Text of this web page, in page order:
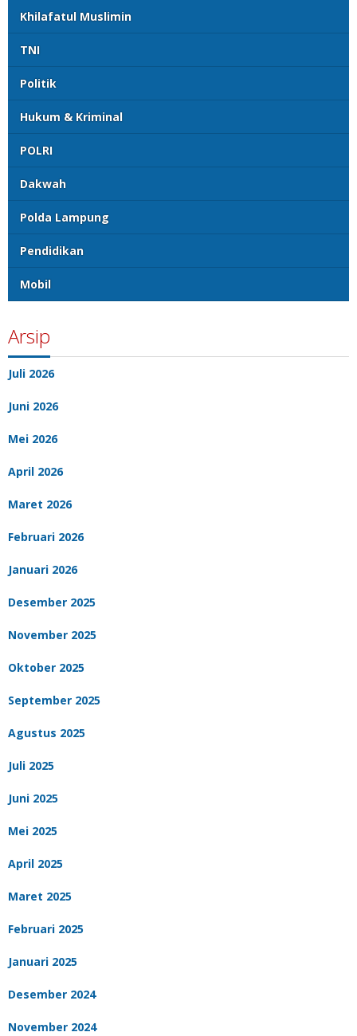
Khilafatul Muslimin
TNI
Politik
Hukum & Kriminal
POLRI
Dakwah
Polda Lampung
Pendidikan
Mobil
Arsip
Juli 2026
Juni 2026
Mei 2026
April 2026
Maret 2026
Februari 2026
Januari 2026
Desember 2025
November 2025
Oktober 2025
September 2025
Agustus 2025
Juli 2025
Juni 2025
Mei 2025
April 2025
Maret 2025
Februari 2025
Januari 2025
Desember 2024
November 2024